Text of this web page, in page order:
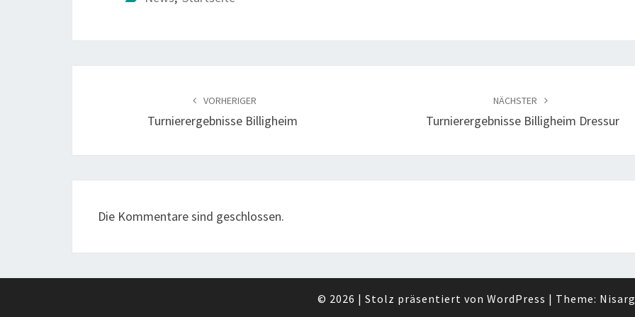
VORHERIGER
Turnierergebnisse Billigheim
NÄCHSTER
Turnierergebnisse Billigheim Dressur
Die Kommentare sind geschlossen.
© 2026 | Stolz präsentiert von WordPress | Theme: Nisarg